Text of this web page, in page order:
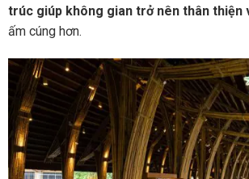
trúc giúp không gian trở nên thân thiện
ấm cúng hơn.